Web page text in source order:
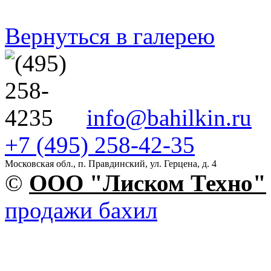
Вернуться в галерею
info@bahilkin.ru
+7 (495) 258-42-35
Московская обл., п. Правдинский, ул. Герцена, д. 4
© OOO "Лиском Техно"
продажи бахил